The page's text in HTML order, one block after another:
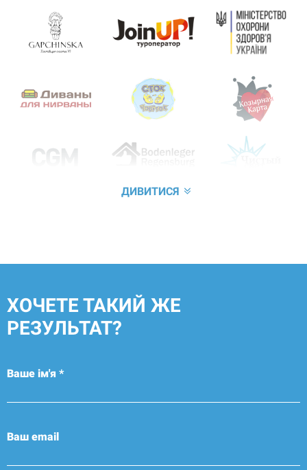
ДИВИТИСЯ
ХОЧЕТЕ ТАКИЙ ЖЕ
РЕЗУЛЬТАТ?
Ваше ім'я *
Ваш email